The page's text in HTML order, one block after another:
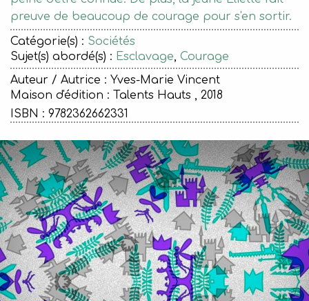
preuve de beaucoup de courage pour s'en sortir.
Catégorie(s) : Sociétés
Sujet(s) abordé(s) : Esclavage, Courage
Auteur / Autrice : Yves-Marie Vincent
Maison d'édition : Talents Hauts , 2018
ISBN : 9782362662331